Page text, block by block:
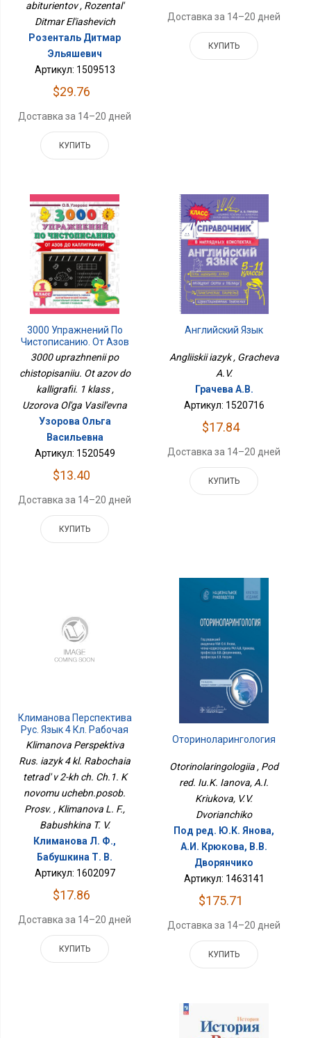
abiturientov , Rozental'
Ditmar El'iashevich
Розенталь Дитмар
Эльяшевич
Артикул: 1509513
$29.76
Доставка за 14–20 дней
КУПИТЬ
Доставка за 14–20 дней
КУПИТЬ
3000 Упражнений По
Чистописанию. От Азов
До Каллиграфии. 1
Класс
3000 uprazhnenii po
chistopisaniiu. Ot azov do
kalligrafii. 1 klass ,
Uzorova Ol'ga Vasil'evna
Узорова Ольга
Васильевна
Артикул: 1520549
$13.40
Доставка за 14–20 дней
КУПИТЬ
Английский Язык
Angliiskii iazyk , Gracheva
A.V.
Грачева А.В.
Артикул: 1520716
$17.84
Доставка за 14–20 дней
КУПИТЬ
Климанова Перспектива
Рус. Язык 4 Кл. Рабочая
Тетрадь В 2-Х Ч. Ч.1. К
Новому Учебн.пособ.
Просв.
Klimanova Perspektiva
Rus. iazyk 4 kl. Rabochaia
tetrad' v 2-kh ch. Ch.1. K
novomu uchebn.posob.
Prosv. , Klimanova L. F.,
Babushkina T. V.
Климанова Л. Ф.,
Бабушкина Т. В.
Артикул: 1602097
$17.86
Доставка за 14–20 дней
КУПИТЬ
Оториноларингология
Otorinolaringologiia , Pod
red. Iu.K. Ianova, A.I.
Kriukova, V.V.
Dvorianchiko
Под ред. Ю.К. Янова,
А.И. Крюкова, В.В.
Дворянчико
Артикул: 1463141
$175.71
Доставка за 14–20 дней
КУПИТЬ